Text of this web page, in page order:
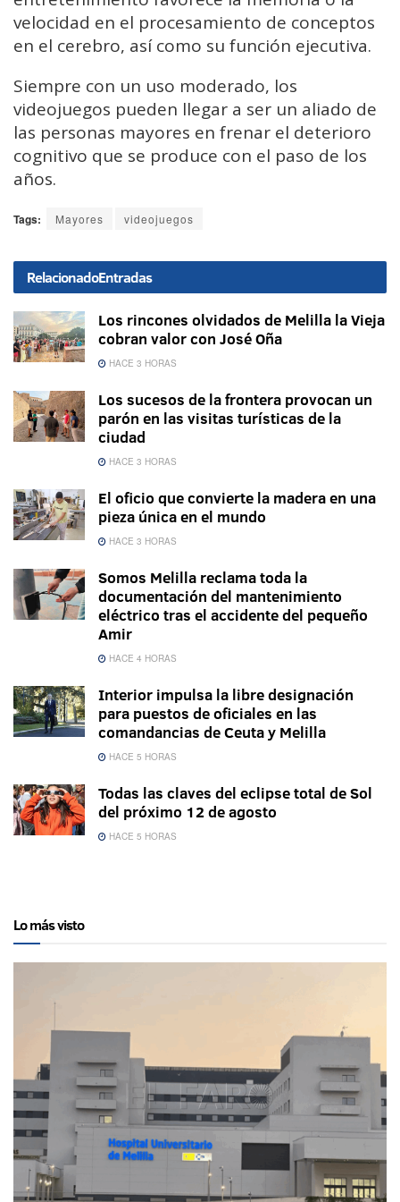
velocidad en el procesamiento de conceptos
en el cerebro, así como su función ejecutiva.
Siempre con un uso moderado, los
videojuegos pueden llegar a ser un aliado de
las personas mayores en frenar el deterioro
cognitivo que se produce con el paso de los
años.
Tags: Mayores videojuegos
RelacionadoEntradas
Los rincones olvidados de Melilla la Vieja
cobran valor con José Oña
HACE 3 HORAS
Los sucesos de la frontera provocan un
parón en las visitas turísticas de la
ciudad
HACE 3 HORAS
El oficio que convierte la madera en una
pieza única en el mundo
HACE 3 HORAS
Somos Melilla reclama toda la
documentación del mantenimiento
eléctrico tras el accidente del pequeño
Amir
HACE 4 HORAS
Interior impulsa la libre designación
para puestos de oficiales en las
comandancias de Ceuta y Melilla
HACE 5 HORAS
Todas las claves del eclipse total de Sol
del próximo 12 de agosto
HACE 5 HORAS
Lo más visto